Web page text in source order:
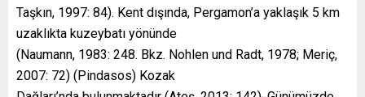
Taşkın, 1997: 84). Kent dışında, Pergamon’a yaklaşık 5 km
uzaklıkta kuzeybatı yönünde
(Naumann, 1983: 248. Bkz. Nohlen und Radt, 1978; Meriç,
2007: 72) (Pindasos) Kozak